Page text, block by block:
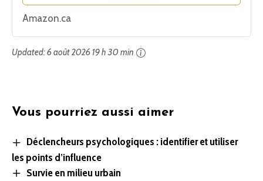
Amazon.ca
Updated:6 août 2026 19 h 30 min
Vous pourriez aussi aimer
Déclencheurs psychologiques : identifier et utiliser
les points d’influence
Survie en milieu urbain